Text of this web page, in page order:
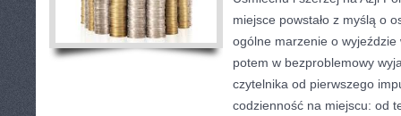
miejsce powstało z myślą o
ogólne marzenie o
potem w bezproblemowy
czytelnika od pierwszego
codzienność na miejscu: od